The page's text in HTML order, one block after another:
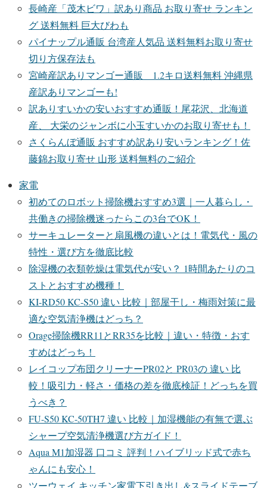
長崎産「茂木ビワ」訳あり商品 お取り寄せ ランキン
グ 送料無料 巨大びわも
パイナップル通販 台湾産人気品 送料無料お取り寄せ
切り方保存法も
宮崎産訳ありマンゴー通販 1.2キロ送料無料 沖縄県
産訳ありマンゴーも!
訳ありすいかの安いおすすめ通販！尾花沢、北海道
産、 大栄のジャンボに小玉すいかのお取り寄せも！
さくらんぼ通販 おすすめ訳あり安いランキング！佐
藤錦お取り寄せ 山形 送料無料のご紹介
家電
初めてのロボット掃除機おすすめ3選｜一人暮らし・
共働きの掃除機迷ったらこの3台でOK！
サーキュレーターと扇風機の違いとは！電気代・風の
特性・選び方を徹底比較
除湿機の衣類乾燥は電気代が安い？ 1時間あたりのコ
ストとおすすめ機種！
KI-RD50 KC-S50 違い 比較｜部屋干し・梅雨対策に最
適な空気清浄機はどっち？
Orage掃除機RR11とRR35を比較｜違い・特徴・おす
すめはどっち！
レイコップ布団クリーナーPR02と PR03の 違い 比
較！吸引力・軽さ・価格の差を徹底検証！どっちを買
うべき？
FU-S50 KC-50TH7 違い 比較｜加湿機能の有無で選ぶ
シャープ空気清浄機選び方ガイド！
Aqua M1加湿器 口コミ 評判！ハイブリッド式で赤ち
ゃんにも安心！
ツーウェイ キッチン家電下引き出し&スライドテーブ